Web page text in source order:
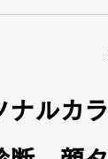
ナルカラ